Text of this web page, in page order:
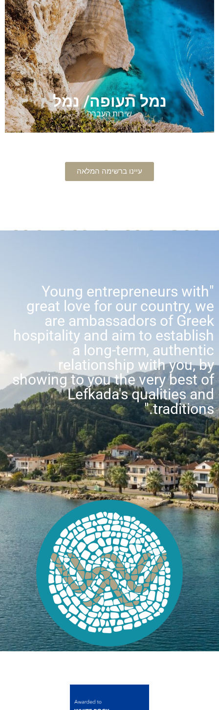
נמל תעופה/ נמל
שירות העברה
עיינו ברשימה המלאה
"Young entrepreneurs with
great love for our country, we
are ambassadors of Greek
hospitality and aim to establish
a long-term, authentic
relationship with you, by
showing to you the very best of
Lefkada's qualities and
traditions."